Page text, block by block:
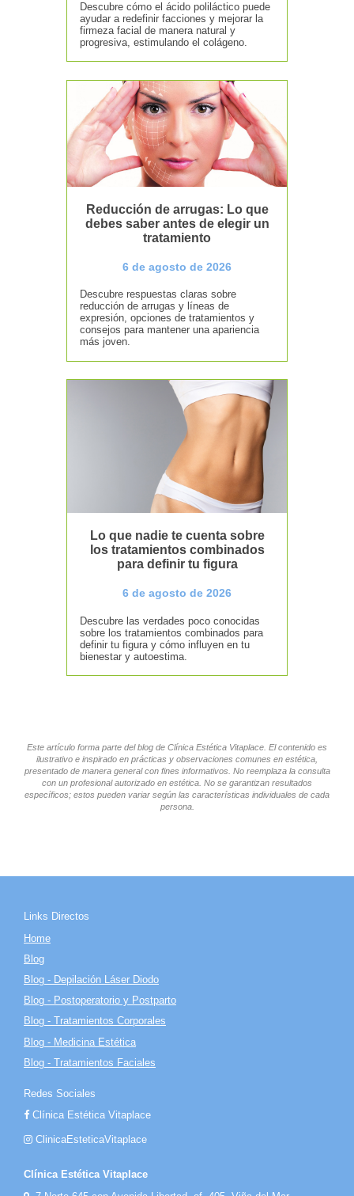
Descubre cómo el ácido poliláctico puede
ayudar a redefinir facciones y mejorar la
firmeza facial de manera natural y
progresiva, estimulando el colágeno.
Reducción de arrugas: Lo que
debes saber antes de elegir un
tratamiento
6 de agosto de 2026
Descubre respuestas claras sobre
reducción de arrugas y líneas de
expresión, opciones de tratamientos y
consejos para mantener una apariencia
más joven.
Lo que nadie te cuenta sobre
los tratamientos combinados
para definir tu figura
6 de agosto de 2026
Descubre las verdades poco conocidas
sobre los tratamientos combinados para
definir tu figura y cómo influyen en tu
bienestar y autoestima.
Este artículo forma parte del blog de Clínica Estética Vitaplace. El contenido es
ilustrativo e inspirado en prácticas y observaciones comunes en estética,
presentado de manera general con fines informativos. No reemplaza la consulta
con un profesional autorizado en estética. No se garantizan resultados
específicos; estos pueden variar según las características individuales de cada
persona.
Links Directos
Home
Blog
Blog - Depilación Láser Diodo
Blog - Postoperatorio y Postparto
Blog - Tratamientos Corporales
Blog - Medicina Estética
Blog - Tratamientos Faciales
Redes Sociales
Clínica Estética Vitaplace
ClinicaEsteticaVitaplace
Clínica Estética Vitaplace